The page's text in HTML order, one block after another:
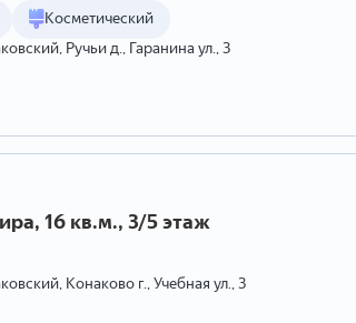
Косметический
Ручьи д., Гаранина ул., 3
16 кв.м., 3/5 этаж
Конаково г., Учебная ул., 3